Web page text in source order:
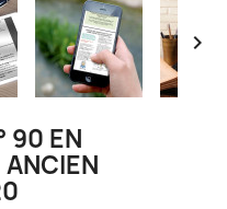

90 EN